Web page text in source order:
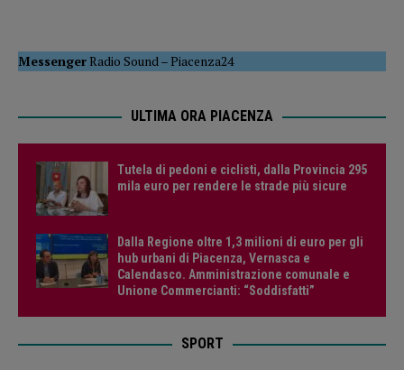
MessengerRadio Sound–Piacenza24
ULTIMA ORA PIACENZA
Tutela di pedoni e ciclisti, dalla Provincia 295
mila euro per rendere le strade più sicure
Dalla Regione oltre 1,3 milioni di euro per gli
hub urbani di Piacenza, Vernasca e
Calendasco. Amministrazione comunale e
Unione Commercianti: “Soddisfatti”
SPORT